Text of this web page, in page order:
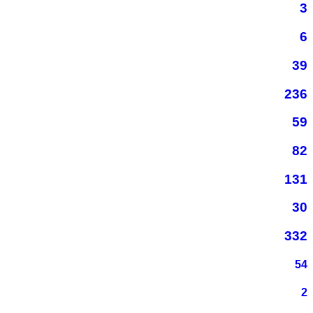
3
6
39
236
59
82
131
30
332
54
2